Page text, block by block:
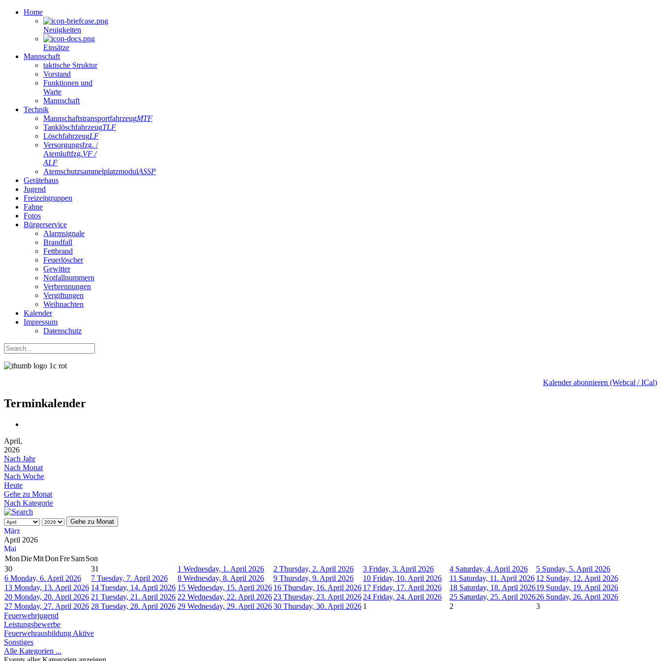
Home
Neuigkeiten
Einsätze
Mannschaft
taktische Struktur
Vorstand
Funktionen und
Warte
Mannschaft
Technik
MannschaftstransportfahrzeugMTF
TanklöschfahrzeugTLF
LöschfahrzeugLF
Versorgungsfzg. /
Atemluftfzg.VF /
ALF
AtemschutzsammelplatzmodulASSP
Gerätehaus
Jugend
Freizeitgruppen
Fahne
Fotos
Bürgerservice
Alarmsignale
Brandfall
Fettbrand
Feuerlöscher
Gewitter
Notfallnummern
Verbrennungen
Vergiftungen
Weihnachten
Kalender
Impressum
Datenschutz
Kalender abonnieren (Webcal / ICal)
Terminkalender
April,
2026
Nach Jahr
Nach Monat
Nach Woche
Heute
Gehe zu Monat
Nach Kategorie
Gehe zu Monat
März
April 2026
Mai
MonDieMitDonFreSamSon
30
31 1 Wednesday, 1. April 2026 2 Thursday, 2. April 2026 3 Friday, 3. April 2026 4 Saturday, 4. April 2026 5 Sunday, 5. April 2026
6 Monday, 6. April 2026 7 Tuesday, 7. April 2026 8 Wednesday, 8. April 2026 9 Thursday, 9. April 2026 10 Friday, 10. April 2026 11 Saturday, 11. April 2026 12 Sunday, 12. April 2026
13 Monday, 13. April 2026 14 Tuesday, 14. April 2026 15 Wednesday, 15. April 2026 16 Thursday, 16. April 2026 17 Friday, 17. April 2026 18 Saturday, 18. April 202619 Sunday, 19. April 2026
20 Monday, 20. April 2026 21 Tuesday, 21. April 2026 22 Wednesday, 22. April 2026 23 Thursday, 23. April 2026 24 Friday, 24. April 2026 25 Saturday, 25. April 202626 Sunday, 26. April 2026
27 Monday, 27. April 2026 28 Tuesday, 28. April 2026 29 Wednesday, 29. April 202630 Thursday, 30. April 2026 1 2
3
Feuerwehrjugend
Leistungsbewerbe
Feuerwehrausbildung Aktive
Sonstiges
Alle Kategorien ...